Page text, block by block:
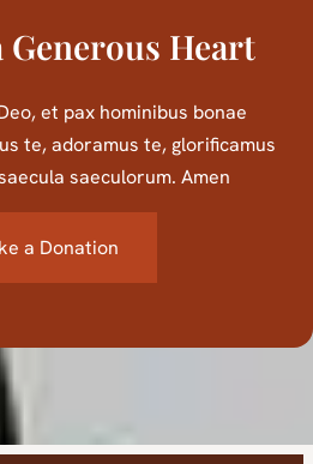
Generous Heart
Deo, et pax hominibus bonae
te, adoramus te, glorificamus
saecula saeculorum. Amen.
a Donation